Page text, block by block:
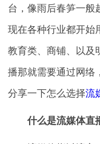
台，像雨后春笋一般
现在各种行业都开始
教育类、商铺、以及
播那就需要通过网络
分享一下怎么选择流
什么是流媒体直